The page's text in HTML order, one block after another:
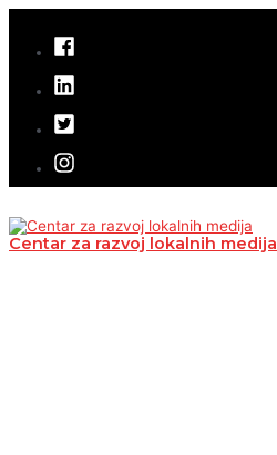
sadržaj
Centar za razvoj lokalnih medija